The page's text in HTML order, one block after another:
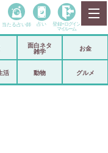
当たる占い師 占い 登録• ログイン
マイルーム
面白ネタ
雑学
お金
活 動物 グルメ